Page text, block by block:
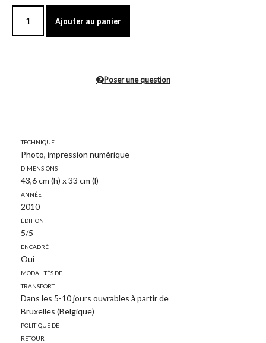
Ajouter au panier
Poser une question
Technique
Photo, impression numérique
Dimensions
43,6 cm (h) x 33 cm (l)
Année
2010
Édition
5/5
Encadré
Oui
Modalités de
transport
Dans les 5-10 jours ouvrables à partir de
Bruxelles (Belgique)
Politique de
retour